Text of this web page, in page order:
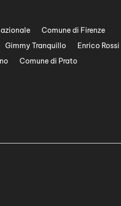
Comune di Firenze
Gimmy Tranquillo
Enrico Rossi
Comune di Prato